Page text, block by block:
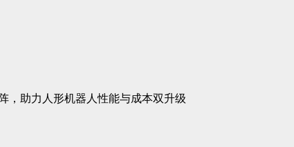
，助力人形机器人性能与成本双升级